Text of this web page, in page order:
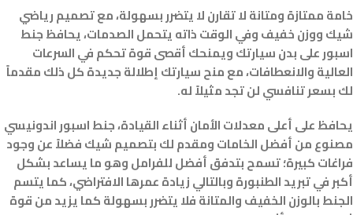
خامة ممتازة ومتانة لا تقارن لا يتضرر بسهولة، مع تصميم رياضي
شيك ووزن خفيف وفي الوقت ذاته يتحمل الصدمات، يحافظ جنط
اسبور على بدن سيارتك ويمنحك أقصى قوة تحكم في السرعات
العالية والانعطافات، مع منح سيارتك إطلالة جديدة كل ذلك مقدماً
لك بسعر تنافسي لن تجد مثيلاً له.
يحافظ على أعلى معدلات الأمان أثناء القيادة، جنط اسبور اندونيسي
مصنوع من أفضل الخامات ومقدم لك بتصميم شيك فضلاً عن وجود
فراغات كبيرة؛ تسمح بتدفق أفضل للفرامل وهو ما يساعد بشكل
أكبر في تبريد الطنبورة وبالتالي زيادة عمرها الافتراضي، كما يتسم
الجنط بالوزن الخفيف والمتانة فلا يتضرر بسهولة كما يزيد من قوة